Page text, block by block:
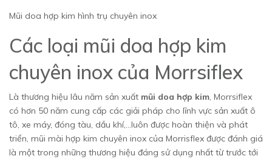
Mũi doa hợp kim hình trụ chuyên inox
Các loại mũi doa hợp kim
chuyên inox của Morrsiflex
Là thương hiệu lâu năm sản xuất mũi doa hợp kim, Morrsiflex
có hơn 50 năm cung cấp các giải pháp cho lĩnh vực sản xuất ô
tô, xe máy, đóng tàu, dầu khí,…luôn được hoàn thiện và phát
triển, mũi mài hợp kim chuyên inox của Morrisflex được đánh giá
là một trong những thương hiệu đáng sử dụng nhất từ trước tới